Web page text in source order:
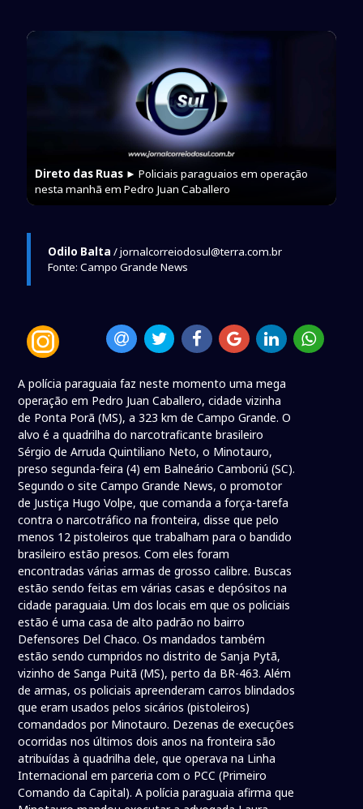
Direto das Ruas► Policiais paraguaios em operação
nesta manhã em Pedro Juan Caballero
Odilo Balta / jornalcorreiodosul@terra.com.br
Fonte: Campo Grande News
A polícia paraguaia faz neste momento uma mega
operação em Pedro Juan Caballero, cidade vizinha
de Ponta Porã (MS), a 323 km de Campo Grande. O
alvo é a quadrilha do narcotraficante brasileiro
Sérgio de Arruda Quintiliano Neto, o Minotauro,
preso segunda-feira (4) em Balneário Camboriú (SC).
Segundo o site Campo Grande News, o promotor
de Justiça Hugo Volpe, que comanda a força-tarefa
contra o narcotráfico na fronteira, disse que pelo
menos 12 pistoleiros que trabalham para o bandido
brasileiro estão presos. Com eles foram
encontradas várias armas de grosso calibre. Buscas
estão sendo feitas em várias casas e depósitos na
cidade paraguaia. Um dos locais em que os policiais
estão é uma casa de alto padrão no bairro
Defensores Del Chaco. Os mandados também
estão sendo cumpridos no distrito de Sanja Pytã,
vizinho de Sanga Puitã (MS), perto da BR-463. Além
de armas, os policiais apreenderam carros blindados
que eram usados pelos sicários (pistoleiros)
comandados por Minotauro. Dezenas de execuções
ocorridas nos últimos dois anos na fronteira são
atribuídas à quadrilha dele, que operava na Linha
Internacional em parceria com o PCC (Primeiro
Comando da Capital). A polícia paraguaia afirma que